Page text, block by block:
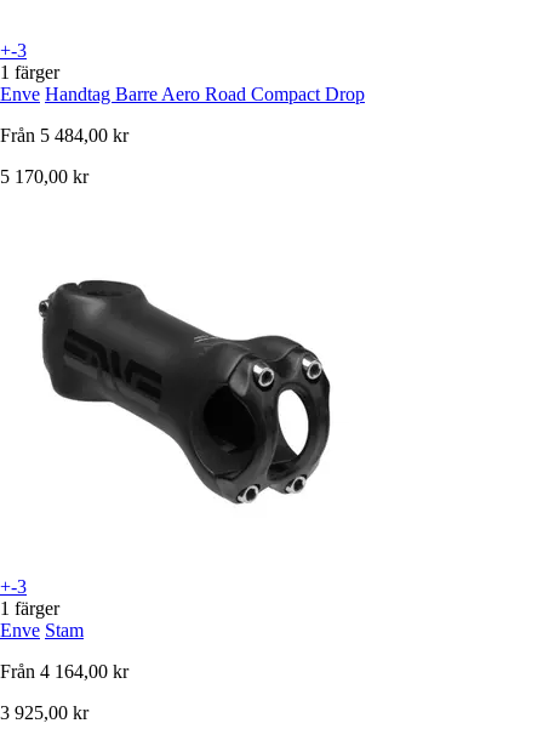
+-3
1 färger
Enve Handtag Barre Aero Road Compact Drop
Från 5 484,00 kr
5 170,00 kr
+-3
1 färger
Enve Stam
Från 4 164,00 kr
3 925,00 kr